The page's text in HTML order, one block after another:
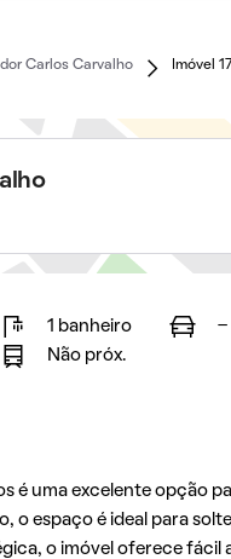
Carlos Carvalho Imóvel
1 banheiro -
Não próx.
é uma excelente opção
espaço é ideal para
o imóvel oferece fácil